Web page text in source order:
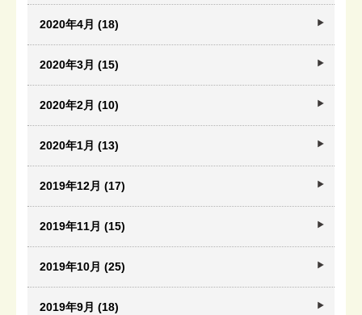
2020年4月 (18)
2020年3月 (15)
2020年2月 (10)
2020年1月 (13)
2019年12月 (17)
2019年11月 (15)
2019年10月 (25)
2019年9月 (18)